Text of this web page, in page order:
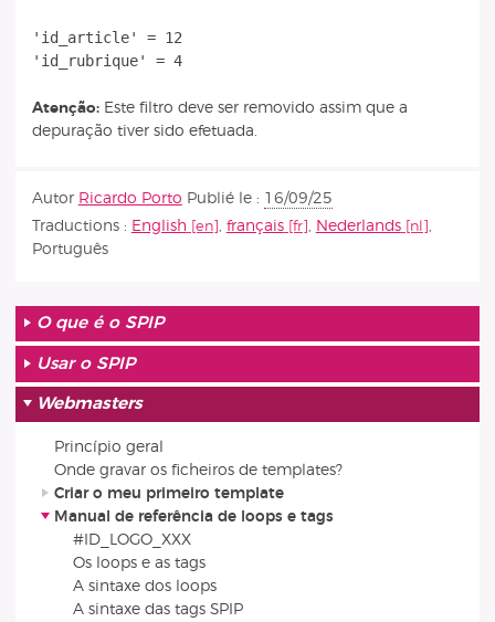
'id_article' = 12
'id_rubrique' = 4
Atenção:Este filtro deve ser removido assim que a
depuração tiver sido efetuada.
Autor Ricardo Porto Publié le : 16/09/25
Traductions : English , français , Nederlands
,
Português
O que é o SPIP
Usar o SPIP
Webmasters
Princípio geral
Onde gravar os ficheiros de templates?
Criar o meu primeiro template
Manual de referência de loops e tags
#ID_LOGO_XXX
Os loops e as tags
A sintaxe dos loops
A sintaxe das tags SPIP